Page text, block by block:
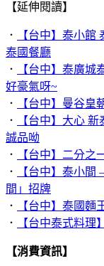
【延伸閱讀】
．
【台中】泰小館
泰國餐廳
．
【台中】泰廣
好豪氣呀~
．
【台中】曼谷
．
【台中】大心
誠品呦
．
【台中】二分之
．
【台中】泰小間
間」招牌
．
【台中】泰國麵
．
【台中泰式料理
【消費資訊】